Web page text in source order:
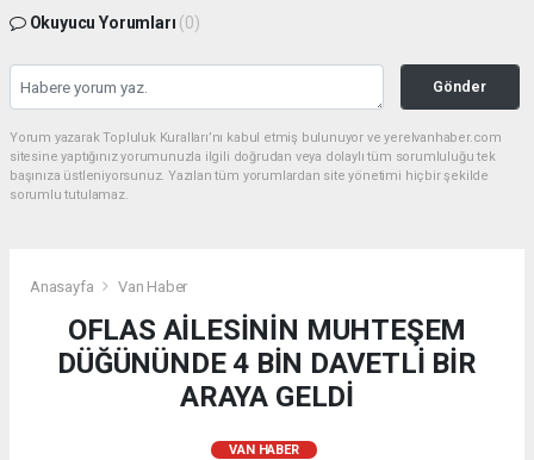
Okuyucu Yorumları (0)
Gönder
Yorum yazarak Topluluk Kuralları’nı kabul etmiş bulunuyor ve yerelvanhaber.com
sitesine yaptığınız yorumunuzla ilgili doğrudan veya dolaylı tüm sorumluluğu tek
başınıza üstleniyorsunuz. Yazılan tüm yorumlardan site yönetimi hiçbir şekilde
sorumlu tutulamaz.
Anasayfa Van Haber
OFLAS AİLESİNİN MUHTEŞEM
DÜĞÜNÜNDE 4 BİN DAVETLİ BİR
ARAYA GELDİ
VAN HABER